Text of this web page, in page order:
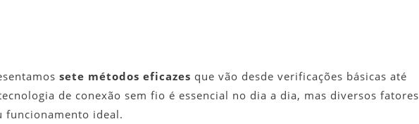
sete métodos eficazes que vão desde verificações básicas até
de conexão sem fio é essencial no dia a dia, mas diversos fatores
funcionamento ideal.